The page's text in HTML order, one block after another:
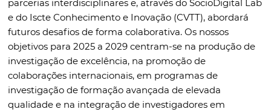
parcerias interdisciplinares e, através do SocioDigital Lab
e do Iscte Conhecimento e Inovação (CVTT), abordará
futuros desafios de forma colaborativa. Os nossos
objetivos para 2025 a 2029 centram-se na produção de
investigação de excelência, na promoção de
colaborações internacionais, em programas de
investigação de formação avançada de elevada
qualidade e na integração de investigadores em